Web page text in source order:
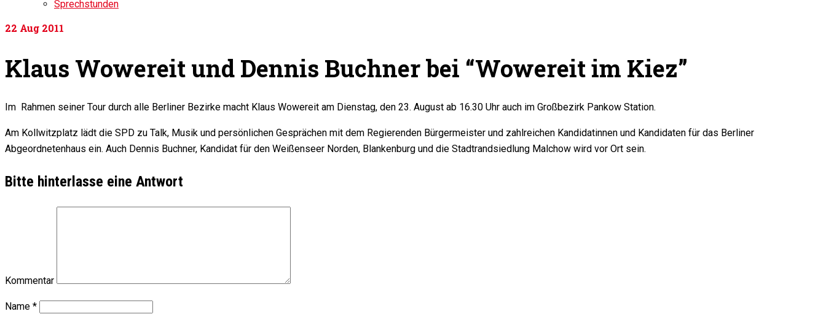
Sprechstunden
22 Aug 2011
Klaus Wowereit und Dennis Buchner bei “Wowereit im Kiez”
Im Rahmen seiner Tour durch alle Berliner Bezirke macht Klaus Wowereit am Dienstag, den 23. August ab 16.30 Uhr auch im Großbezirk Pankow Station.
Am Kollwitzplatz lädt die SPD zu Talk, Musik und persönlichen Gesprächen mit dem Regierenden Bürgermeister und zahlreichen Kandidatinnen und Kandidaten für das Berliner
Abgeordnetenhaus ein. Auch Dennis Buchner, Kandidat für den Weißenseer Norden, Blankenburg und die Stadtrandsiedlung Malchow wird vor Ort sein.
Bitte hinterlasse eine Antwort
Kommentar
Name *